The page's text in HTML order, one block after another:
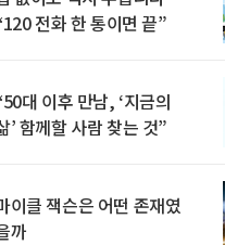
전화 한 통이면 끝”
대 이후 만남, ‘지금의
’ 함께할 사람 찾는 것”
이클 잭슨은 어떤 존재였
까